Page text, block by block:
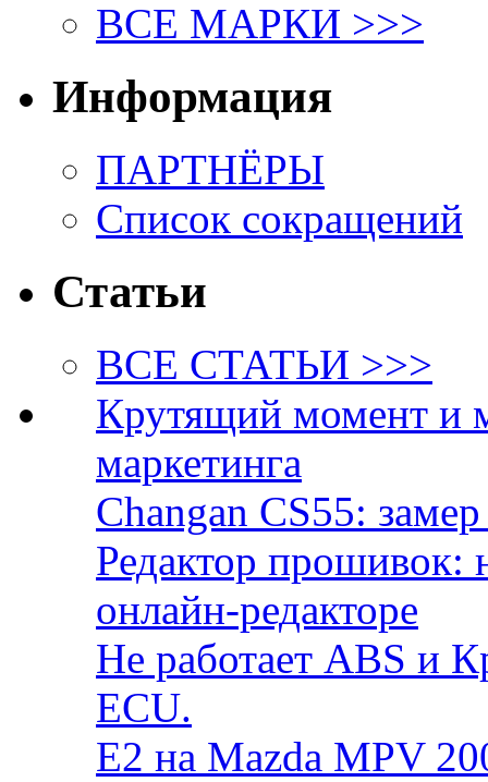
ВСЕ МАРКИ >>>
Информация
ПАРТНЁРЫ
Список сокращений
Статьи
ВСЕ СТАТЬИ >>>
Крутящий момент и
маркетинга
Changan CS55:
Редактор прошивок:
онлайн-редакторе
Не работает ABS и
ECU.
E2 на Mazda MPV